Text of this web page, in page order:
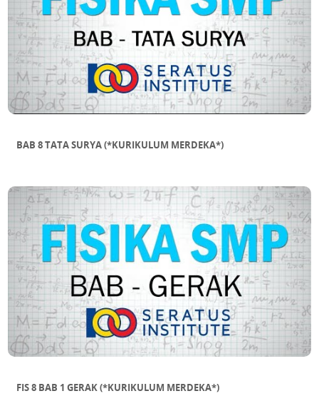
BAB 8 TATA SURYA (*KURIKULUM MERDEKA*)
FIS 8 BAB 1 GERAK (*KURIKULUM MERDEKA*)